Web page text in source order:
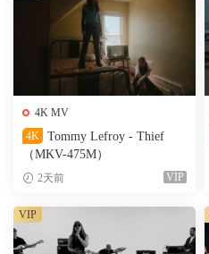
4K MV
4K
Tommy Lefroy - Thief
（MKV-475M）
2天前 VIP
VIP